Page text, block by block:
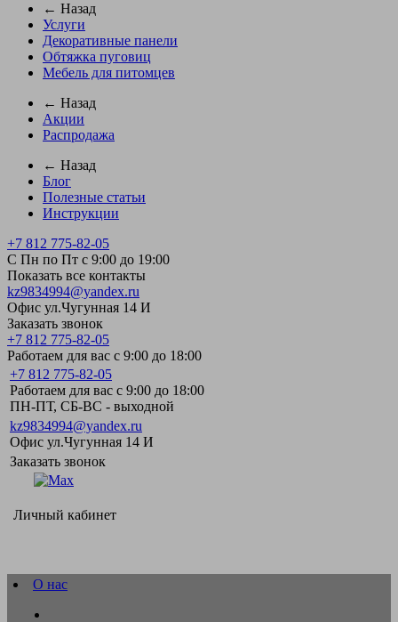
← Назад
Услуги
Декоративные панели
Обтяжка пуговиц
Мебель для питомцев
← Назад
Акции
Распродажа
← Назад
Блог
Полезные статьи
Инструкции
+7 812 775-82-05
С Пн по Пт с 9:00 до 19:00
Показать все контакты
kz9834994@yandex.ru
Офис ул.Чугунная 14 И
Заказать звонок
+7 812 775-82-05
Работаем для вас с 9:00 до 18:00
+7 812 775-82-05
Работаем для вас с 9:00 до 18:00
ПН-ПТ, СБ-ВС - выходной
kz9834994@yandex.ru
Офис ул.Чугунная 14 И
Заказать звонок
Личный кабинет
О нас